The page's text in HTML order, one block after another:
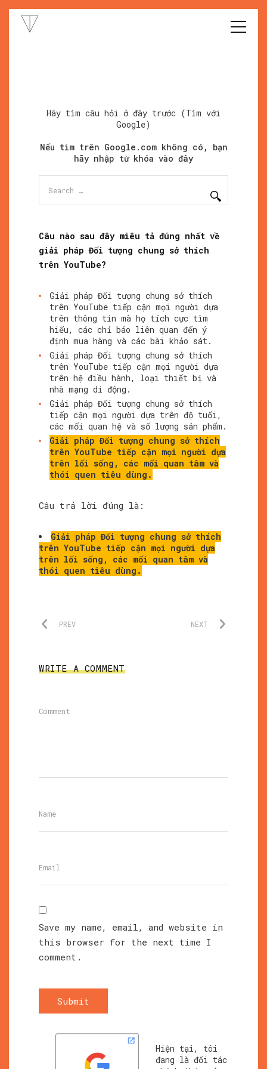
Hãy tìm câu hỏi ở đây trước (Tìm với
Google)
Nếu tìm trên Google.com không có, bạn
hãy nhập từ khóa vào đây
Câu nào sau đây miêu tả đúng nhất về
giải pháp Đối tượng chung sở thích
trên YouTube?
Giải pháp Đối tượng chung sở thích
trên YouTube tiếp cận mọi người dựa
trên thông tin mà họ tích cực tìm
hiểu, các chỉ báo liên quan đến ý
định mua hàng và các bài khảo sát.
Giải pháp Đối tượng chung sở thích
trên YouTube tiếp cận mọi người dựa
trên hệ điều hành, loại thiết bị và
nhà mạng di động.
Giải pháp Đối tượng chung sở thích
tiếp cận mọi người dựa trên độ tuổi,
các mối quan hệ và số lượng sản phẩm.
Giải pháp Đối tượng chung sở thích
trên YouTube tiếp cận mọi người dựa
trên lối sống, các mối quan tâm và
thói quen tiêu dùng.
Câu trả lời đúng là:
Giải pháp Đối tượng chung sở thích
trên YouTube tiếp cận mọi người dựa
trên lối sống, các mối quan tâm và
thói quen tiêu dùng.
PREV NEXT
WRITE A COMMENT
Save my name, email, and website in
this browser for the next time I
comment.
Submit
Hiện tại, tôi
đang là đối tác